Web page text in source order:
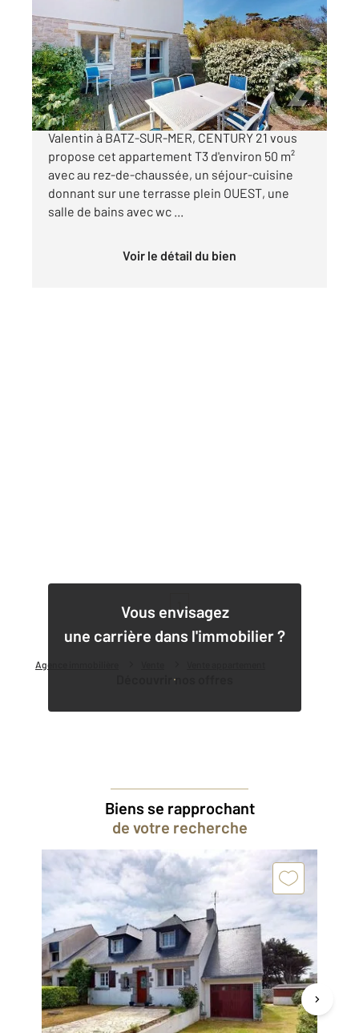
Agence immobilière
Ref : 958
Appartement F3 à vendre
279 575 €
Situé dans une résidence au pied de la plage
Valentin à BATZ-SUR-MER, CENTURY 21 vous
propose cet appartement T3 d'environ 50 m²
avec au rez-de-chaussée, un séjour-cuisine
donnant sur une terrasse plein OUEST, une
salle de bains avec wc ...
Voir le détail du bien
Vous envisagez
une carrière dans l'immobilier ?
Découvrir nos offres
1
Biens se rapprochant
de votre recherche